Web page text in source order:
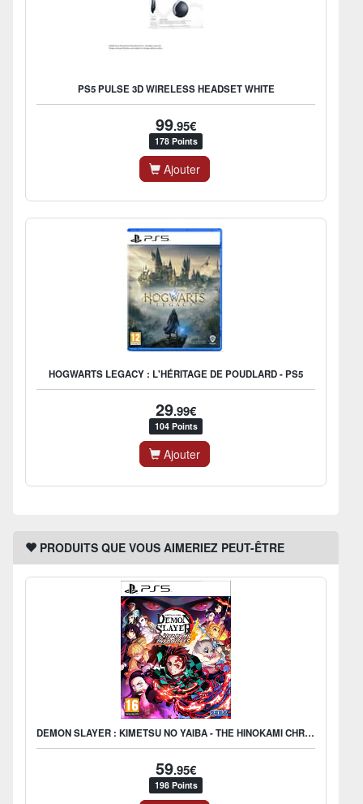
PS5 PULSE 3D WIRELESS HEADSET WHITE
99.95€
178 Points
Ajouter
HOGWARTS LEGACY : L'HÉRITAGE DE POUDLARD - PS5
29.99€
104 Points
Ajouter
PRODUITS QUE VOUS AIMERIEZ PEUT-ÊTRE
DEMON SLAYER : KIMETSU NO YAIBA - THE HINOKAMI CHRONICLES
59.95€
198 Points